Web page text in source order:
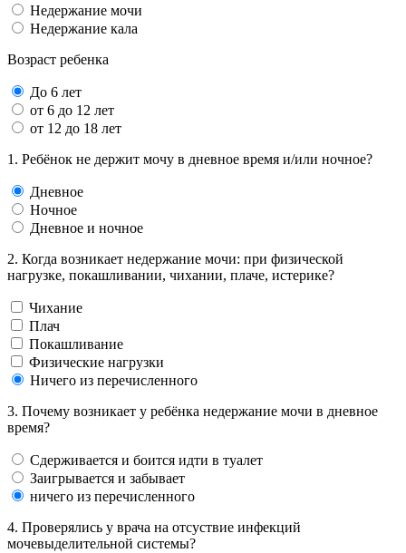
Недержание мочи
Недержание кала
Возраст ребенка
До 6 лет
от 6 до 12 лет
от 12 до 18 лет
1. Ребёнок не держит мочу в дневное время и/или ночное?
Дневное
Ночное
Дневное и ночное
2. Когда возникает недержание мочи: при физической
нагрузке, покашливании, чихании, плаче, истерике?
Чихание
Плач
Покашливание
Физические нагрузки
Ничего из перечисленного
3. Почему возникает у ребёнка недержание мочи в дневное
время?
Сдерживается и боится идти в туалет
Заигрывается и забывает
ничего из перечисленного
4. Проверялись у врача на отсуствие инфекций
мочевыделительной системы?